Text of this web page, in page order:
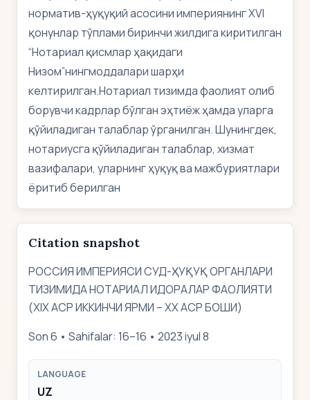
норматив-ҳуқуқий асосини империянинг ХVI
қонунлар тўплами биринчи жилдига киритилган
“Нотариал қисмлар ҳақидаги
Низом”нингмоддалари шарҳи
келтирилган.Нотариал тизимда фаолият олиб
борувчи кадрлар бўлган эҳтиёж ҳамда уларга
қўйиладиган талаблар ўрганилган. Шунингдек,
нотариусга қўйиладиган талаблар, хизмат
вазифалари, уларнинг ҳуқуқ ва мажбуриятлари
ёритиб берилган
Citation snapshot
РОССИЯ ИМПЕРИЯСИ СУД-ҲУҚУҚ ОРГАНЛАРИ
ТИЗИМИДА НОТАРИАЛ ИДОРАЛАР ФАОЛИЯТИ
(ХIХ АСР ИККИНЧИ ЯРМИ – ХХ АСР БОШИ)
Son 6 • Sahifalar: 16–16 • 2023 iyul 8
LANGUAGE
UZ